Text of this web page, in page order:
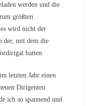
werden und die
größten
wird nicht der
der, mit dem die
hatten.
letzten Jahr einen
Dirigenten
ich so spannend und